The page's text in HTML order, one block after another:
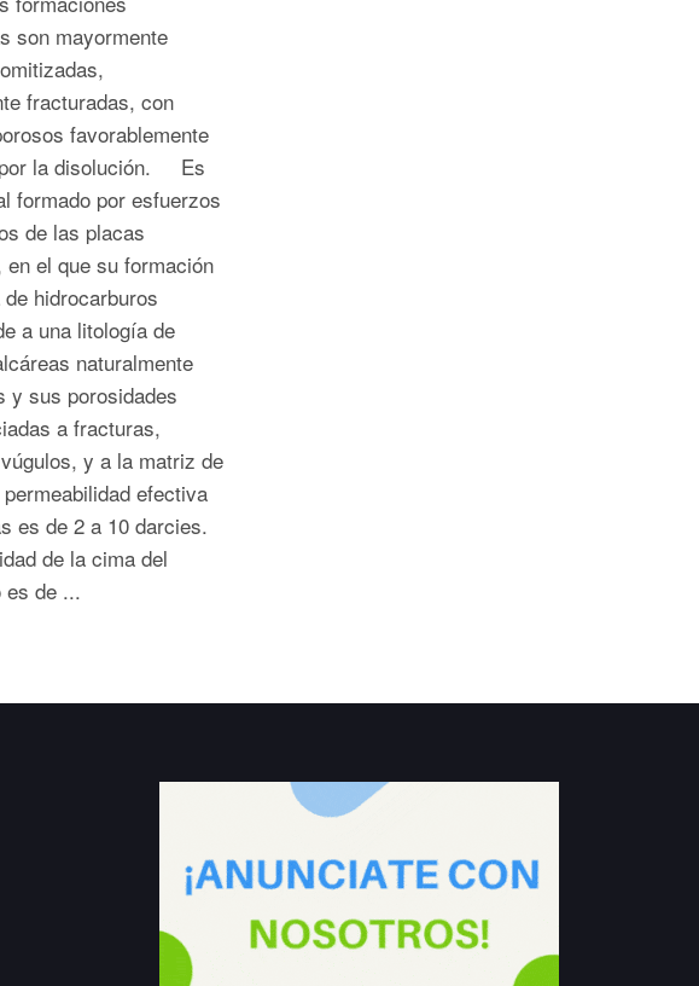
son mayormente
fracturadas, con
favorablemente
la disolución. Es
formado por esfuerzos
de las placas
el que su formación
hidrocarburos
a una litología de
naturalmente
y sus porosidades
a fracturas,
y a la matriz de
efectiva
es de 2 a 10 darcies.
de la cima del
es de ...